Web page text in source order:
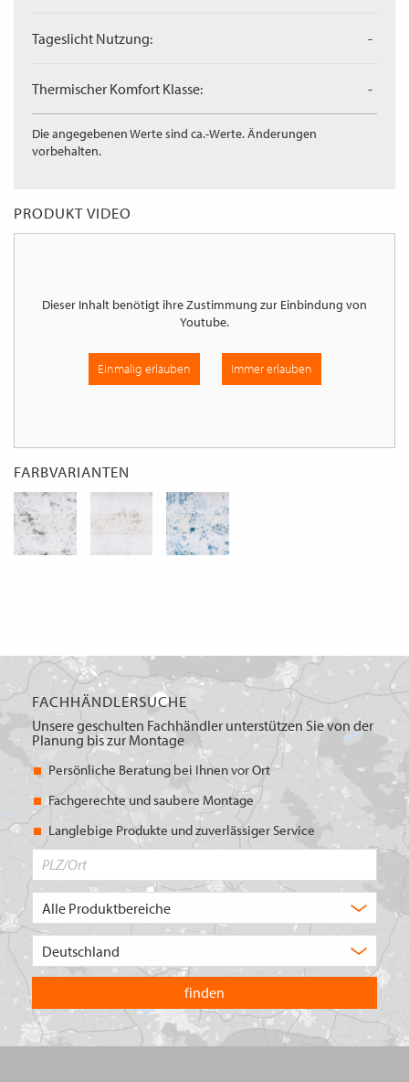
Tageslicht Nutzung: -
Thermischer Komfort Klasse: -
Die angegebenen Werte sind ca.-Werte. Änderungen
vorbehalten.
PRODUKT VIDEO
Dieser Inhalt benötigt ihre Zustimmung zur Einbindung von
Youtube.
Einmalig erlauben Immer erlauben
FARBVARIANTEN
FACHHÄNDLERSUCHE
Unsere geschulten Fachhändler unterstützen Sie von der
Planung bis zur Montage
Persönliche Beratung bei Ihnen vor Ort
Fachgerechte und saubere Montage
Langlebige Produkte und zuverlässiger Service
in
welchem
Land
Sie
suchen